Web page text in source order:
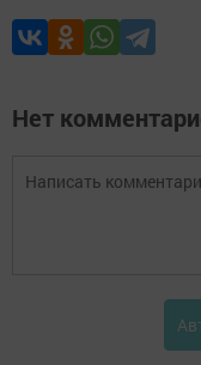
Нет